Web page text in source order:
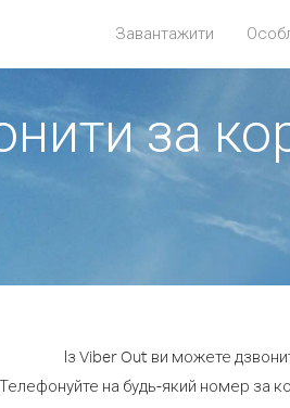
Завантажити
за
Із Viber Out ви можете
Телефонуйте на будь-який номер за